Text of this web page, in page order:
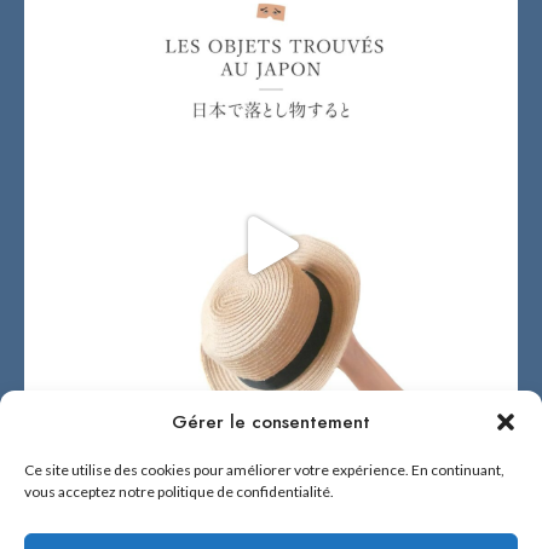
Gérer le consentement
Ce site utilise des cookies pour améliorer votre expérience. En continuant,
vous acceptez notre politique de confidentialité.